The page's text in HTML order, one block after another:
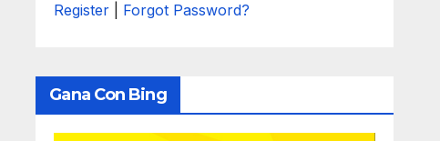
Register Forgot Password?
Gana Con Bing